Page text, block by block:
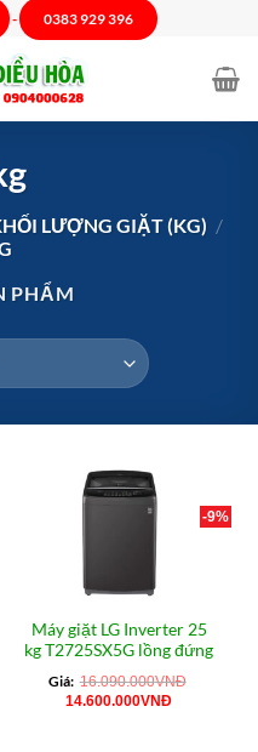
- 0383 929 396
LƯỢNG GIẶT (KG) /
PHẨM
-9%
Máy giặt LG Inverter 25
kg T2725SX5G lồng đứng
Giá: 16.090.000VNĐ
Giá
14.600.000VNĐGiá